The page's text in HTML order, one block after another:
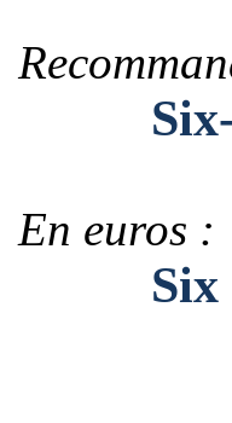
Six-
En euros :
Six